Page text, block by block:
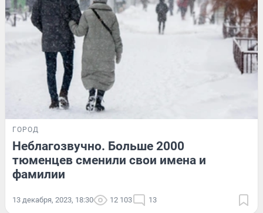
ГОРОД
Неблагозвучно. Больше 2000
тюменцев сменили свои имена и
фамилии
13 декабря, 2023, 18:30 12 103 13